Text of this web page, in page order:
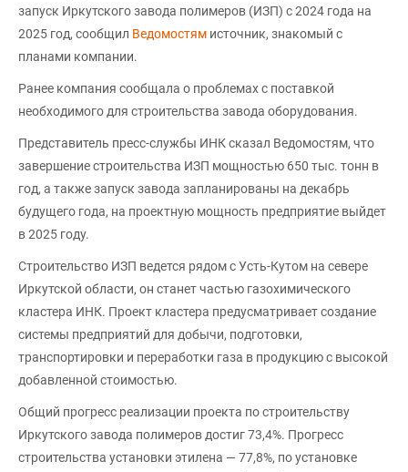
запуск Иркутского завода полимеров (ИЗП) с 2024 года на
2025 год, сообщил Ведомостям источник, знакомый с
планами компании.
Ранее компания сообщала о проблемах с поставкой
необходимого для строительства завода оборудования.
Представитель пресс-службы ИНК сказал Ведомостям, что
завершение строительства ИЗП мощностью 650 тыс. тонн в
год, а также запуск завода запланированы на декабрь
будущего года, на проектную мощность предприятие выйдет
в 2025 году.
Строительство ИЗП ведется рядом с Усть-Кутом на севере
Иркутской области, он станет частью газохимического
кластера ИНК. Проект кластера предусматривает создание
системы предприятий для добычи, подготовки,
транспортировки и переработки газа в продукцию с высокой
добавленной стоимостью.
Общий прогресс реализации проекта по строительству
Иркутского завода полимеров достиг 73,4%. Прогресс
строительства установки этилена — 77,8%, по установке